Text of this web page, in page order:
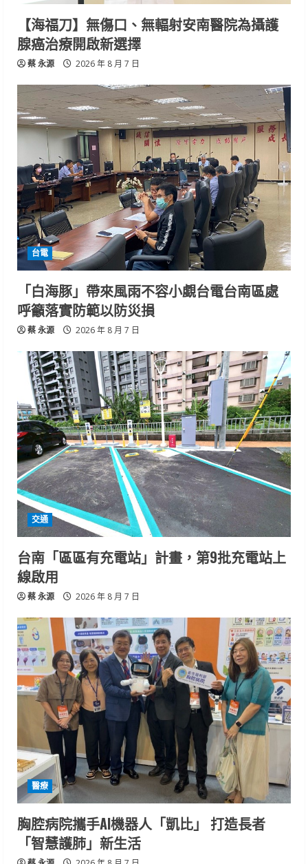
【海福刀】無傷口、無輻射安南醫院為攝護
腺癌治療開啟新選擇
蔡 永源 2026 年 8 月 7 日
台電
「白海豚」帶來風雨不容小覷台電台南區處
呼籲落實防範以防災損
蔡 永源 2026 年 8 月 7 日
交通
台南「區區有充電站」計畫，第9批充電站上
線啟用
蔡 永源 2026 年 8 月 7 日
醫療
胸腔病院攜手AI機器人「凱比」 打造長者
「智慧護肺」新生活